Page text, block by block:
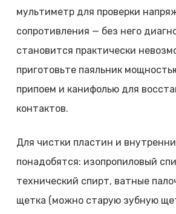
мультиметр для проверки
сопротивления — без него
становится практически
приготовьте паяльник
припоем и канифолью для
контактов.
Для чистки пластин и
понадобятся: изопропиловый
технический спирт, ватные
щетка (можно старую зубную